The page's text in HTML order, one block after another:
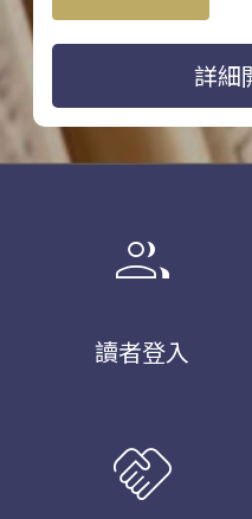
詳細
group
讀者登入
handshake